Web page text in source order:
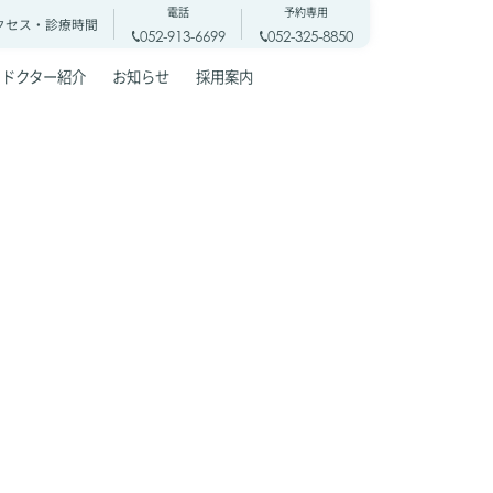
セス・診療時間
電話
052-913-6699
予約専用
052-325-8850
ドクター紹介 お知らせ 採用案内